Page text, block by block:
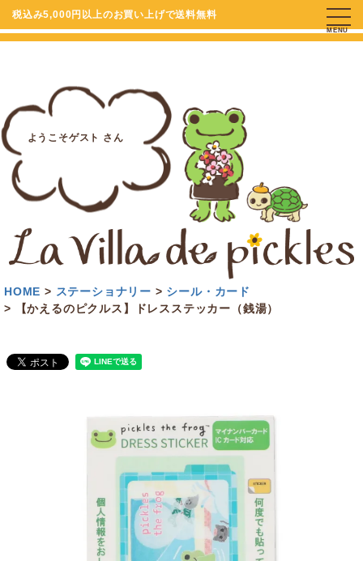
税込み5,000円以上のお買い上げで送料無料
ようこそゲスト さん
MENU
HOME ステーショナリー
シール・カード
【かえるのピクルス】ドレスステッカー（銭湯）